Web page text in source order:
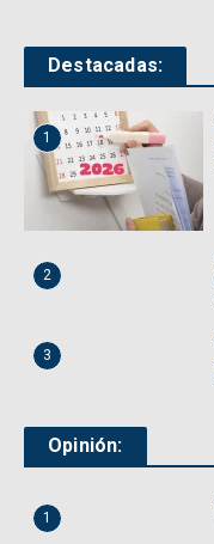
Destacadas:
1
2
3
Opinión:
1